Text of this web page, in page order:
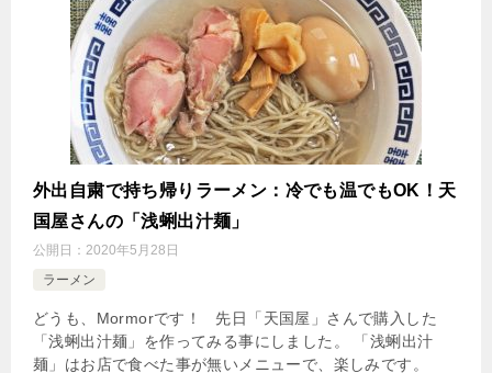
外出自粛で持ち帰りラーメン：冷でも温でもOK！天
国屋さんの「浅蜊出汁麺」
公開日： 2020年5月28日
ラーメン
どうも、Mormorです！ 先日「天国屋」さんで購入した
「浅蜊出汁麺」を作ってみる事にしました。 「浅蜊出汁
麺」はお店で食べた事が無いメニューで、楽しみです。